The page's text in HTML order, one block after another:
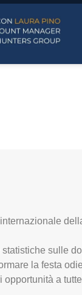
sulle
la festa
a